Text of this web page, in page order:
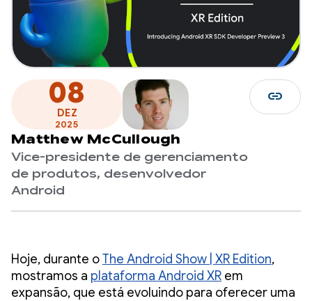
08
DEZ
2025
Matthew McCullough
Vice-presidente de gerenciamento
de produtos, desenvolvedor
Android
link
Hoje, durante oThe Android Show | XR Edition,
mostramos a plataforma Android XR em
expansão, que está evoluindo para oferecer uma